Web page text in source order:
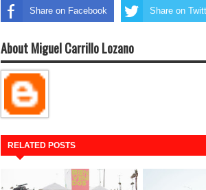
Share on Facebook Share on
About Miguel Carrillo Lozano
RELATED POSTS